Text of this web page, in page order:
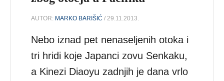
AUTOR: MARKO BARIŠIĆ / 29.11.2013.
Nebo iznad pet nenaseljenih otoka i
tri hridi koje Japanci zovu Senkaku,
a Kinezi Diaoyu zadnjih je dana vrlo